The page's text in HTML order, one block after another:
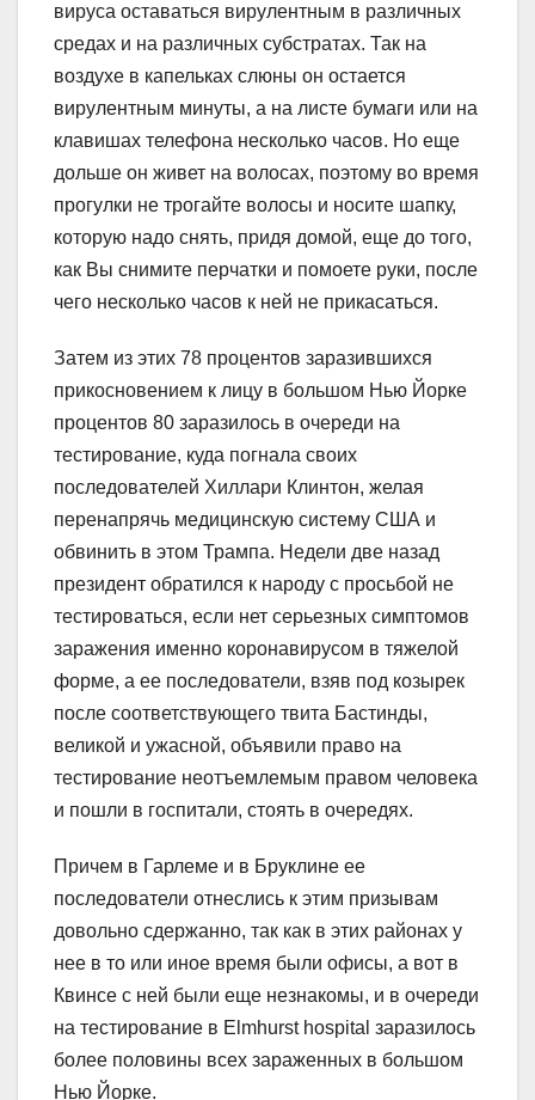
вируса оставаться вирулентным в различных
средах и на различных субстратах. Так на
воздухе в капельках слюны он остается
вирулентным минуты, а на листе бумаги или на
клавишах телефона несколько часов. Но еще
дольше он живет на волосах, поэтому во время
прогулки не трогайте волосы и носите шапку,
которую надо снять, придя домой, еще до того,
как Вы снимите перчатки и помоете руки, после
чего несколько часов к ней не прикасаться.
Затем из этих 78 процентов заразившихся
прикосновением к лицу в большом Нью Йорке
процентов 80 заразилось в очереди на
тестирование, куда погнала своих
последователей Хиллари Клинтон, желая
перенапрячь медицинскую систему США и
обвинить в этом Трампа. Недели две назад
президент обратился к народу с просьбой не
тестироваться, если нет серьезных симптомов
заражения именно коронавирусом в тяжелой
форме, а ее последователи, взяв под козырек
после соответствующего твита Бастинды,
великой и ужасной, объявили право на
тестирование неотъемлемым правом человека
и пошли в госпитали, стоять в очередях.
Причем в Гарлеме и в Бруклине ее
последователи отнеслись к этим призывам
довольно сдержанно, так как в этих районах у
нее в то или иное время были офисы, а вот в
Квинсе с ней были еще незнакомы, и в очереди
на тестирование в Elmhurst hospital заразилось
более половины всех зараженных в большом
Нью Йорке.